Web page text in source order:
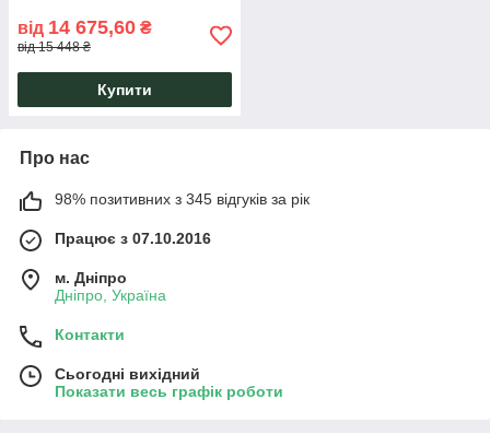
від 14 675,60 ₴
від 15 448 ₴
Купити
Про нас
98% позитивних з 345 відгуків за рік
Працює з 07.10.2016
м. Дніпро
Дніпро, Україна
Контакти
Сьогодні вихідний
Показати весь графік роботи